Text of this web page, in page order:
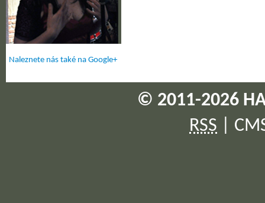
Naleznete nás také na Google+
© 2011-2026
RSS